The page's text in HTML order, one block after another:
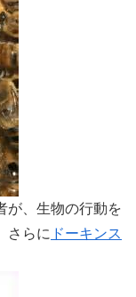
が、生物の行動を
さらに ドーキンス